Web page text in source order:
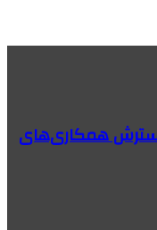
گسترش همکاری‌های